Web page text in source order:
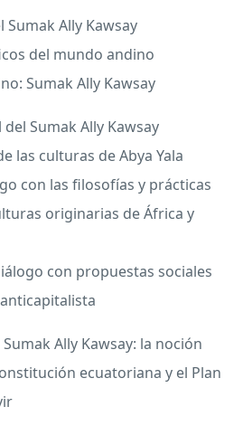
Sumak Ally Kawsay
del mundo andino
Sumak Ally Kawsay
Sumak Ally Kawsay
las culturas de Abya Yala
con las filosofías y prácticas
originarias de África y
con propuestas sociales
Ally Kawsay: la noción
ecuatoriana y el Plan